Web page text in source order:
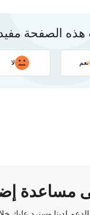
الصفحة
نعم لا
مساعدة